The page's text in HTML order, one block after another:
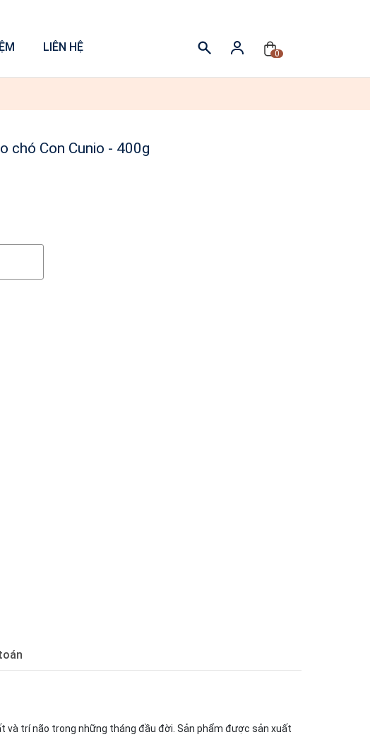
LIÊN HỆ 0
chó Con Cunio - 400g
và trí não trong những tháng đầu đời. Sản phẩm được sản xuất